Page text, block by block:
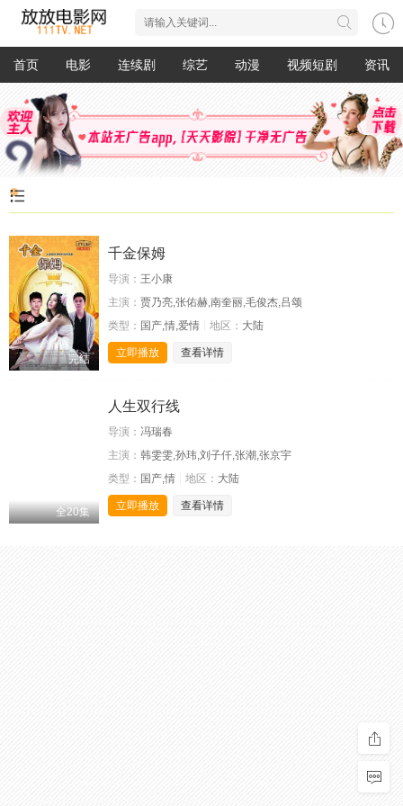
首页 电影 连续剧 综艺 动漫 视频短剧 资讯
完结
千金保姆
导演： 王小康
主演： 贾乃亮,张佑赫,南奎丽,毛俊杰,吕颂
类型： 国产,情,爱情 地区： 大陆
立即播放 查看详情
全20集
人生双行线
导演： 冯瑞春
主演： 韩雯雯,孙玮,刘子仟,张潮,张京宇
类型： 国产,情 地区： 大陆
立即播放 查看详情